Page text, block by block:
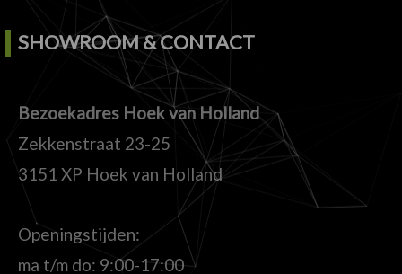
SHOWROOM & CONTACT
Bezoekadres Hoek van Holland
Zekkenstraat 23-25
3151 XP Hoek van Holland
Openingstijden:
ma t/m do: 9:00-17:00